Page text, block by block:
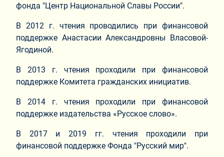
фонда "Центр Национальной Славы России".
В 2012 г. чтения проводились при финансовой
поддержке Анастасии Александровны Власовой-
Ягодиной.
В 2013 г. чтения проходили при финансовой
поддержке Комитета гражданских инициатив.
В 2014 г. чтения проходили при финансовой
поддержке издательства «Русское слово».
В 2017 и 2019 гг. чтения проходили при
финансовой поддержке Фонда "Русский мир".